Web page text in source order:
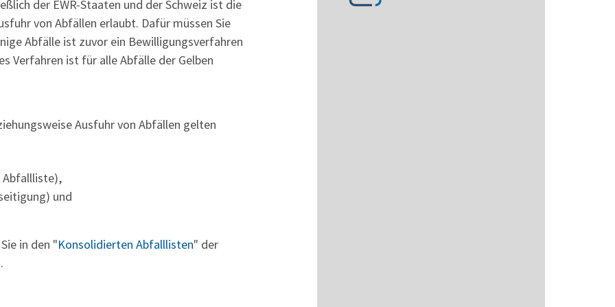
der EWR-Staaten und der Schweiz ist die
von Abfällen erlaubt. Dafür müssen Sie
Abfälle ist zuvor ein Bewilligungsverfahren
Verfahren ist für alle Abfälle der Gelben
Ausfuhr von Abfällen gelten
Abfallliste),
und
in den "Konsolidierten Abfalllisten" der